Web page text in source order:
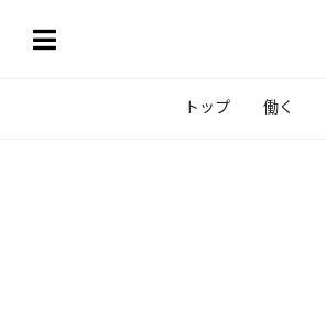
トップ 働く